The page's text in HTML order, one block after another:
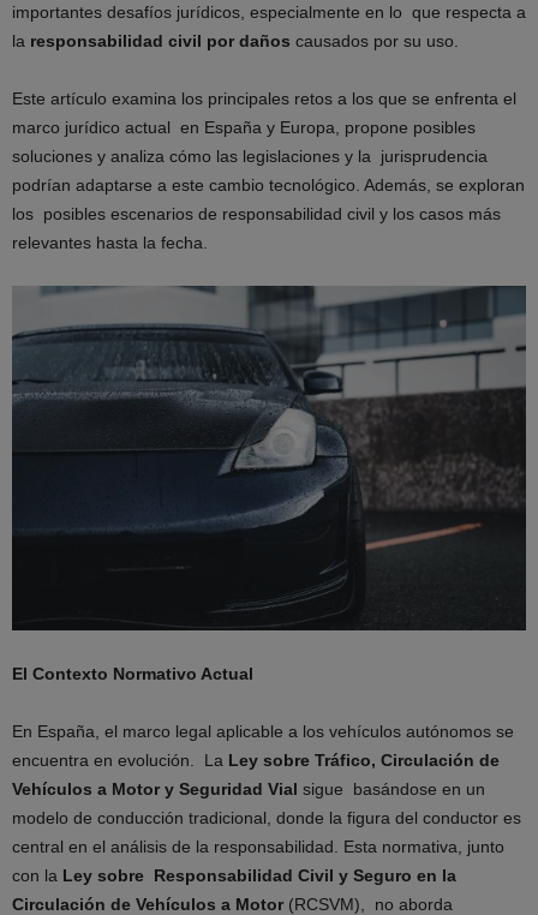
importantes desafíos jurídicos, especialmente en lo que respecta a
la responsabilidad civil por daños causados por su uso.
Este artículo examina los principales retos a los que se enfrenta el
marco jurídico actual en España y Europa, propone posibles
soluciones y analiza cómo las legislaciones y la jurisprudencia
podrían adaptarse a este cambio tecnológico. Además, se exploran
los posibles escenarios de responsabilidad civil y los casos más
relevantes hasta la fecha.
El Contexto Normativo Actual
En España, el marco legal aplicable a los vehículos autónomos se
encuentra en evolución. La Ley sobre Tráfico, Circulación de
Vehículos a Motor y Seguridad Vial sigue basándose en un
modelo de conducción tradicional, donde la figura del conductor es
central en el análisis de la responsabilidad. Esta normativa, junto
con la Ley sobre Responsabilidad Civil y Seguro en la
Circulación de Vehículos a Motor (RCSVM), no aborda